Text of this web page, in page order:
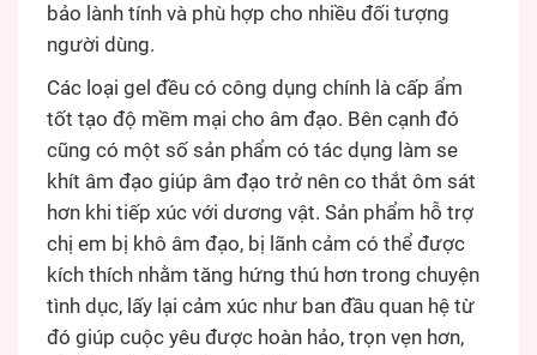
bảo lành tính và phù hợp cho nhiều đối tượng
người dùng.
Các loại gel đều có công dụng chính là cấp ẩm
tốt tạo độ mềm mại cho âm đạo. Bên cạnh đó
cũng có một số sản phẩm có tác dụng làm se
khít âm đạo giúp âm đạo trở nên co thắt ôm sát
hơn khi tiếp xúc với dương vật. Sản phẩm hỗ trợ
chị em bị khô âm đạo, bị lãnh cảm có thể được
kích thích nhằm tăng hứng thú hơn trong chuyện
tình dục, lấy lại cảm xúc như ban đầu quan hệ từ
đó giúp cuộc yêu được hoàn hảo, trọn vẹn hơn,